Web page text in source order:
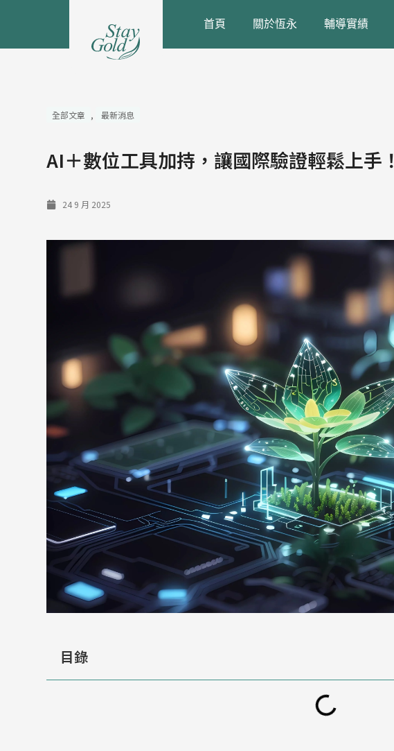
首頁 關於恆永 輔導實績
全部文章 , 最新消息
AI＋數位工具加持，讓國際驗證輕鬆上手！
24 9 月 2025
目錄